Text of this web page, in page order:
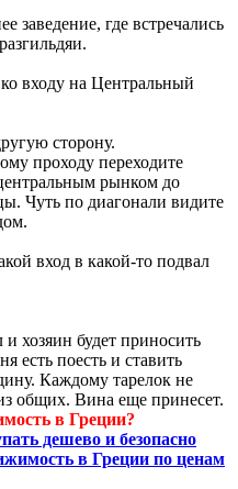
заведение, где встречались
входу на Центральный
сторону.
проходу переходите
рынком до
Чуть по диагонали видите
вход в какой-то подвал
и хозяин будет приносить
есть поесть и ставить
Каждому тарелок не
общих. Вина еще принесет.
в Греции?
дешево и безопасно
в Греции по ценам